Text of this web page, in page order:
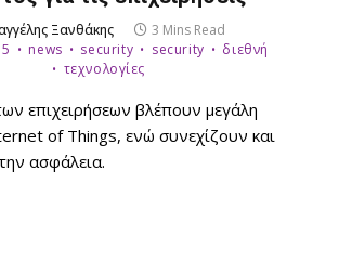
Ξανθάκης
3 Mins Read
news security security
διεθνή
τεχνολογίες
επιχειρήσεων βλέπουν μεγάλη
of Things, ενώ συνεχίζουν και
ασφάλεια.